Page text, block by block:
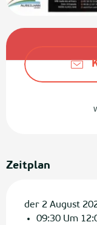
Zeitplan
der 2 August
09:30 Um